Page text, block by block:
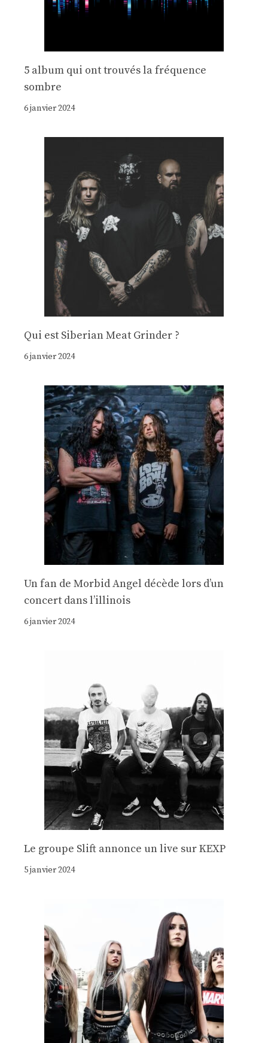
5 album qui ont trouvés la fréquence
sombre
6 janvier 2024
Qui est Siberian Meat Grinder ?
6 janvier 2024
Un fan de Morbid Angel décède lors d’un
concert dans l’illinois
6 janvier 2024
Le groupe Slift annonce un live sur KEXP
5 janvier 2024